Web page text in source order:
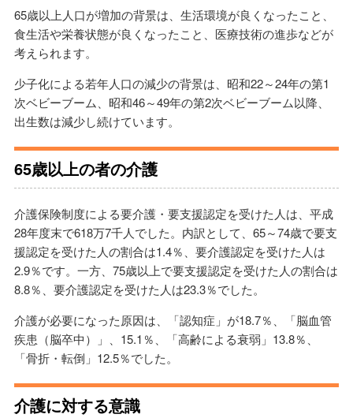
65歳以上人口が増加の背景は、生活環境が良くなったこと、
食生活や栄養状態が良くなったこと、医療技術の進歩などが
考えられます。
少子化による若年人口の減少の背景は、昭和22～24年の第1
次ベビーブーム、昭和46～49年の第2次ベビーブーム以降、
出生数は減少し続けています。
65歳以上の者の介護
介護保険制度による要介護・要支援認定を受けた人は、平成
28年度末で618万7千人でした。内訳として、65～74歳で要支
援認定を受けた人の割合は1.4％、要介護認定を受けた人は
2.9％です。一方、75歳以上で要支援認定を受けた人の割合は
8.8％、要介護認定を受けた人は23.3％でした。
介護が必要になった原因は、「認知症」が18.7％、「脳血管
疾患（脳卒中）」、15.1％、「高齢による衰弱」13.8％、
「骨折・転倒」12.5％でした。
介護に対する意識